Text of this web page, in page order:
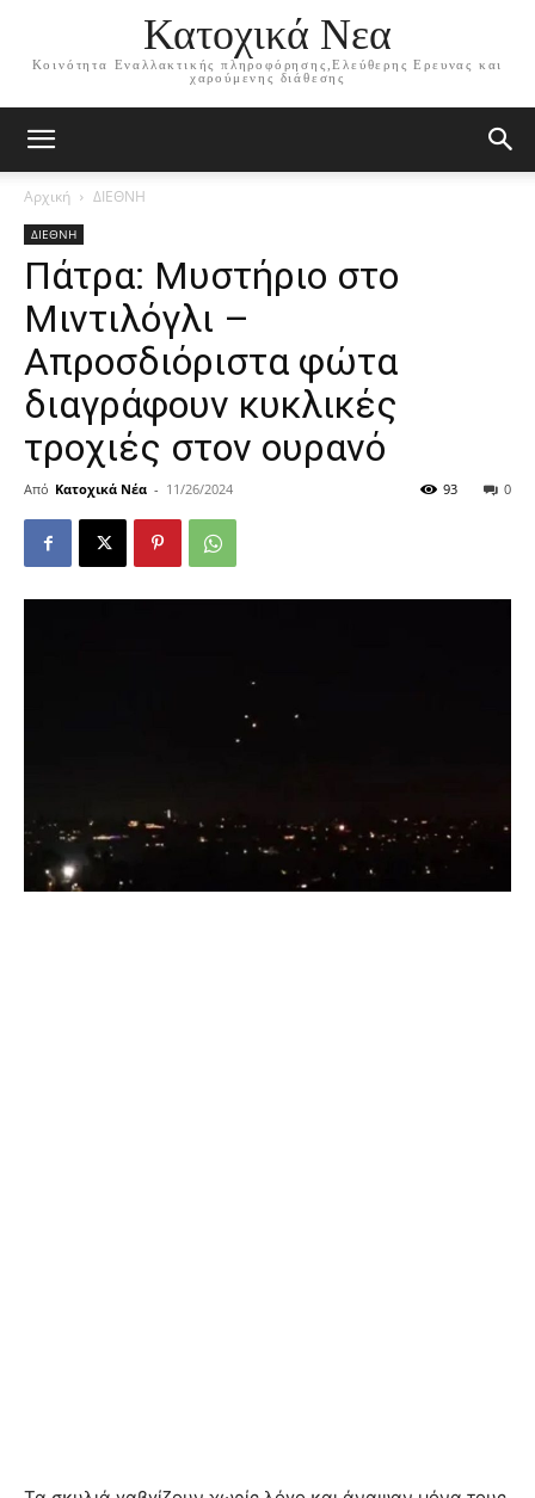
Κατοχικά Νεα
Κοινότητα Εναλλακτικής πληροφόρησης,Ελεύθερης Ερευνας και
χαρούμενης διάθεσης
Αρχική ΔΙΕΘΝΗ
ΔΙΕΘΝΗ
Πάτρα: Μυστήριο στο
Μιντιλόγλι –
Απροσδιόριστα φώτα
διαγράφουν κυκλικές
τροχιές στον ουρανό
Από Κατοχικά Νέα - 11/26/2024 0
93